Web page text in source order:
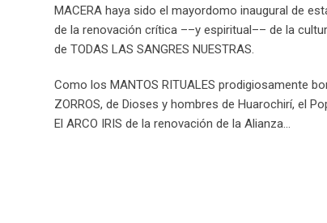
MACERA haya sido el mayordomo inaugural de
de la renovación crítica ––y espiritual–– de la
de TODAS LAS SANGRES NUESTRAS.
Como los MANTOS RITUALES prodigiosamente
ZORROS, de Dioses y hombres de Huarochirí, el
El ARCO IRIS de la renovación de la Alianza…